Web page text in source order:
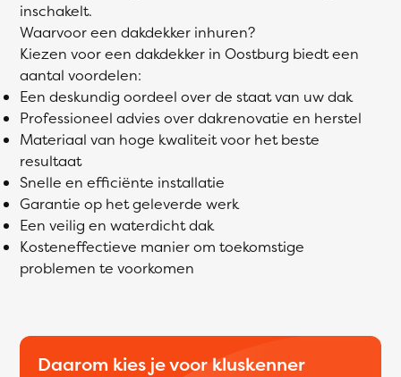
inschakelt.
Waarvoor een dakdekker inhuren?
Kiezen voor een dakdekker in Oostburg biedt een
aantal voordelen:
Een deskundig oordeel over de staat van uw dak
Professioneel advies over dakrenovatie en herstel
Materiaal van hoge kwaliteit voor het beste
resultaat
Snelle en efficiënte installatie
Garantie op het geleverde werk
Een veilig en waterdicht dak
Kosteneffectieve manier om toekomstige
problemen te voorkomen
Daarom kies je voor kluskenner